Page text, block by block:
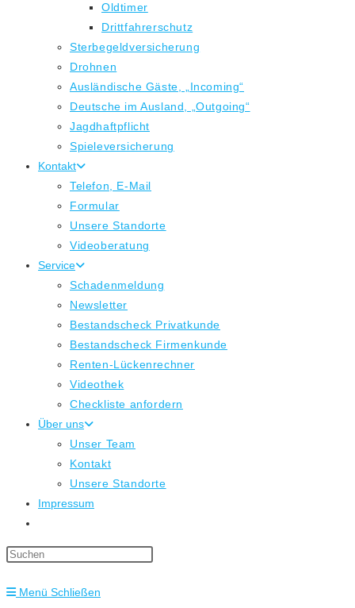
Oldtimer
Drittfahrerschutz
Sterbegeldversicherung
Drohnen
Ausländische Gäste, „Incoming“
Deutsche im Ausland, „Outgoing“
Jagdhaftpflicht
Spieleversicherung
Kontakt
Telefon, E-Mail
Formular
Unsere Standorte
Videoberatung
Service
Schadenmeldung
Newsletter
Bestandscheck Privatkunde
Bestandscheck Firmenkunde
Renten-Lückenrechner
Videothek
Checkliste anfordern
Über uns
Unser Team
Kontakt
Unsere Standorte
Impressum
umschalten
Menü Schließen